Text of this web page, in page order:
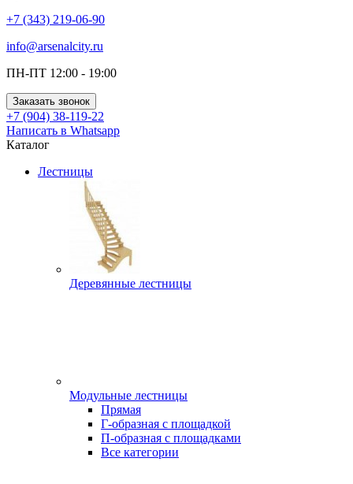
+7 (343) 219-06-90
info@arsenalcity.ru
ПН-ПТ 12:00 - 19:00
Заказать звонок
+7 (904) 38-119-22
Написать в Whatsapp
Каталог
Лестницы
Деревянные лестницы
Модульные лестницы
Прямая
Г-образная с площадкой
П-образная с площадками
Все категории